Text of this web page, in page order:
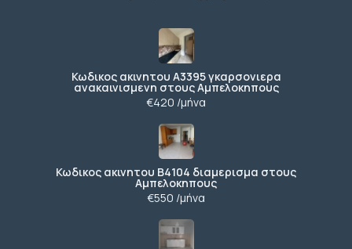
Κωδικος ακινητου Α3395 γκαρσονιερα
ανακαινισμενη στους Αμπελοκηπους
€420 /μήνα
Κωδικος ακινητου Β4104 διαμερισμα στους
Αμπελοκηπους
€550 /μήνα